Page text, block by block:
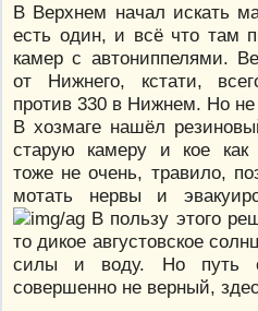
В Верхнем начал искать
есть один, и всё что там
камер с автониппелями.
от Нижнего, кстати,
против 330 в Нижнем. Но не
В хозмаге нашёл
старую камеру и кое как
тоже не очень, травило,
мотать нервы и
В пользу этого
то дикое августовское
силы и воду. Но путь
совершенно не верный,